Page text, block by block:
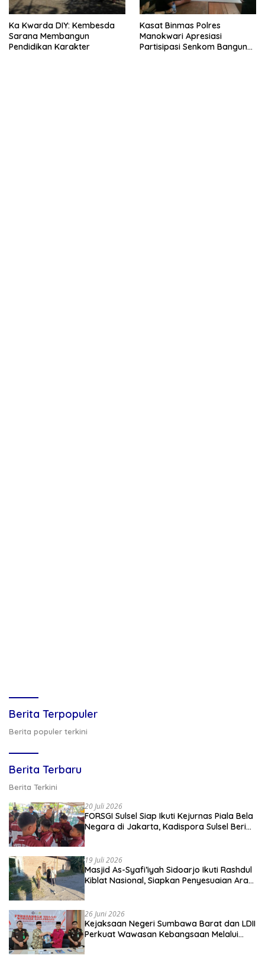
Ka Kwarda DIY: Kembesda
Sarana Membangun
Pendidikan Karakter
Kasat Binmas Polres
Manokwari Apresiasi
Partisipasi Senkom Bangun
Berita Terpopuler
Berita populer terkini
Berita Terbaru
Berita Terkini
20 Juli 2026
FORSGI Sulsel Siap Ikuti Kejurnas Piala Bela
Negara di Jakarta, Kadispora Sulsel Beri
19 Juli 2026
Masjid As-Syafi’iyah Sidoarjo Ikuti Rashdul
Kiblat Nasional, Siapkan Penyesuaian Arah
26 Juni 2026
Kejaksaan Negeri Sumbawa Barat dan LDII
Perkuat Wawasan Kebangsaan Melalui